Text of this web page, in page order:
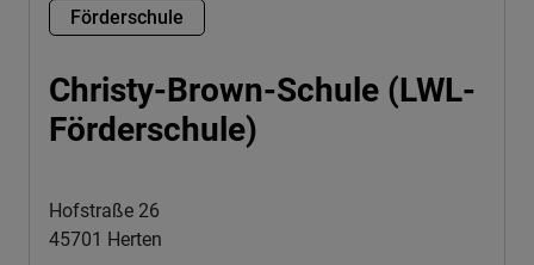
Förderschule
Christy-Brown-Schule (LWL-
Förderschule)
Hofstraße 26
45701 Herten